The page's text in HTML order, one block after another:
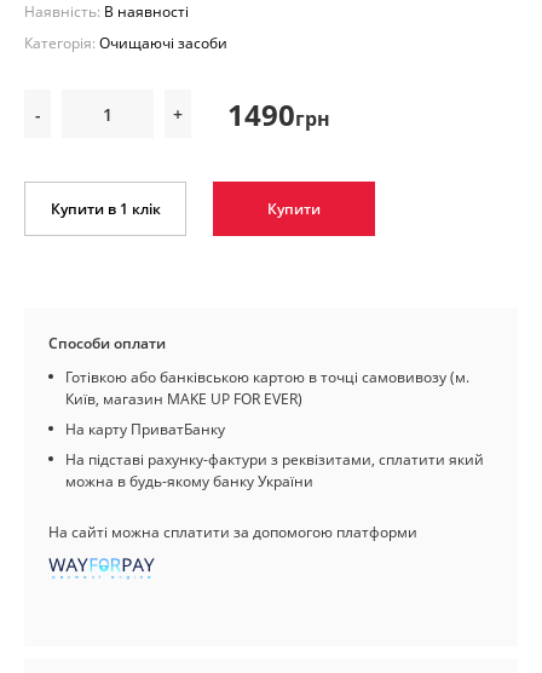
Наявність: В наявності
Категорія: Очищаючі засоби
- + 1490грн
Купити в 1 клік Купити
Способи оплати
Готівкою або банківською картою в точці самовивозу (м.
Київ, магазин MAKE UP FOR EVER)
На карту ПриватБанку
На підставі рахунку-фактури з реквізитами, сплатити який
можна в будь-якому банку України
На сайті можна сплатити за допомогою платформи